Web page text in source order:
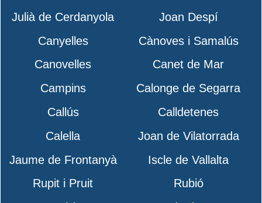
Julià de Cerdanyola
Joan Despí
Canyelles
Cànoves i Samalús
Canovelles
Canet de Mar
Campins
Calonge de Segarra
Callús
Calldetenes
Calella
Joan de Vilatorrada
Jaume de Frontanyà
Iscle de Vallalta
Rupit i Pruit
Rubió